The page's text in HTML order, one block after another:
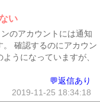
い
のアカウントには通知
確認するのにアカウン
うになっていますが、
💬返信あり
2019-11-25 18:34:18